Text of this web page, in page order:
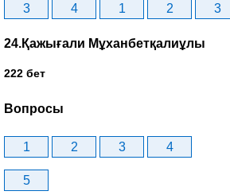
3
4 1 2 3
24.Қажығали Мұханбетқалиұлы
222 бет
Вопросы
1 2 3 4
5